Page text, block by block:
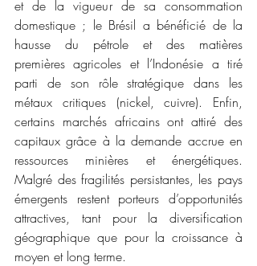
et de la vigueur de sa consommation
domestique ; le Brésil a bénéficié de la
hausse du pétrole et des matières
premières agricoles et l’Indonésie a tiré
parti de son rôle stratégique dans les
métaux critiques (nickel, cuivre). Enfin,
certains marchés africains ont attiré des
capitaux grâce à la demande accrue en
ressources minières et énergétiques.
Malgré des fragilités persistantes, les pays
émergents restent porteurs d’opportunités
attractives, tant pour la diversification
géographique que pour la croissance à
moyen et long terme.